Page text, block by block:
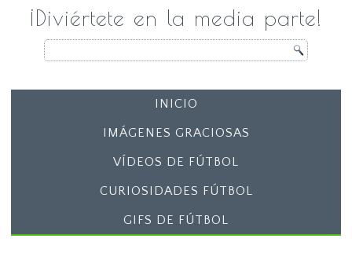
¡Diviértete en la media parte!
INICIO
IMÁGENES GRACIOSAS
VÍDEOS DE FÚTBOL
CURIOSIDADES FÚTBOL
GIFS DE FÚTBOL